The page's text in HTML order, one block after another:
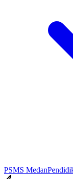
PSMS Medan